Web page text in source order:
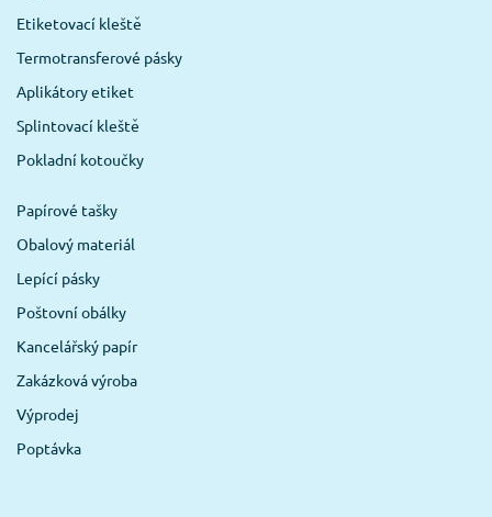
Etiketovací kleště
Termotransferové pásky
Aplikátory etiket
Splintovací kleště
Pokladní kotoučky
Papírové tašky
Obalový materiál
Lepící pásky
Poštovní obálky
Kancelářský papír
Zakázková výroba
Výprodej
Poptávka